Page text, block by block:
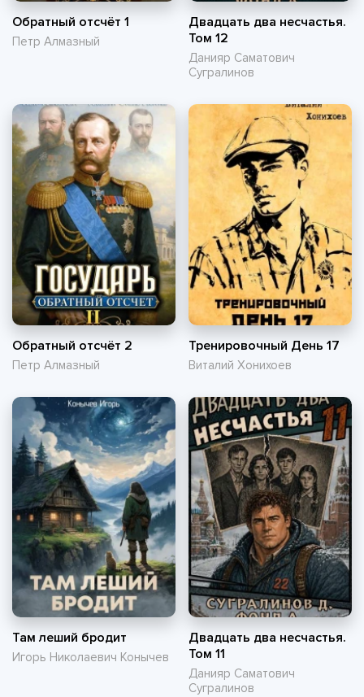
Обратный отсчёт 1
Петр Алмазный
Двадцать два несчастья.
Том 12
Данияр Саматович
Сугралинов
Обратный отсчёт 2
Петр Алмазный
Тренировочный День 17
Виталий Хонихоев
Там леший бродит
Игорь Николаевич Конычев
Двадцать два несчастья.
Том 11
Данияр Саматович
Сугралинов